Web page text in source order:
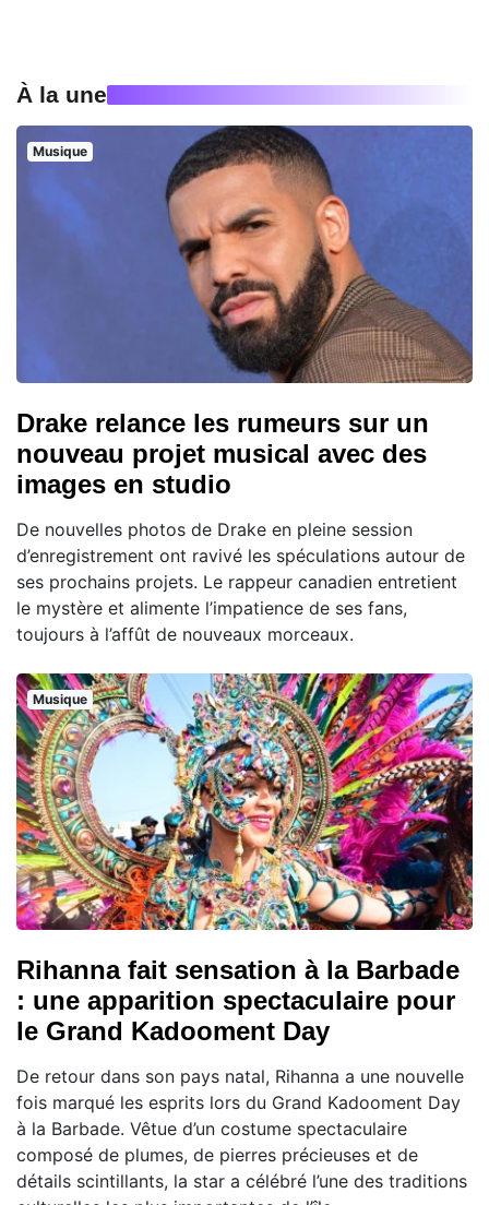
À la une
Musique
Drake relance les rumeurs sur un
nouveau projet musical avec des
images en studio
De nouvelles photos de Drake en pleine session
d’enregistrement ont ravivé les spéculations autour de
ses prochains projets. Le rappeur canadien entretient
le mystère et alimente l’impatience de ses fans,
toujours à l’affût de nouveaux morceaux.
Musique
Rihanna fait sensation à la Barbade
: une apparition spectaculaire pour
le Grand Kadooment Day
De retour dans son pays natal, Rihanna a une nouvelle
fois marqué les esprits lors du Grand Kadooment Day
à la Barbade. Vêtue d’un costume spectaculaire
composé de plumes, de pierres précieuses et de
détails scintillants, la star a célébré l’une des traditions